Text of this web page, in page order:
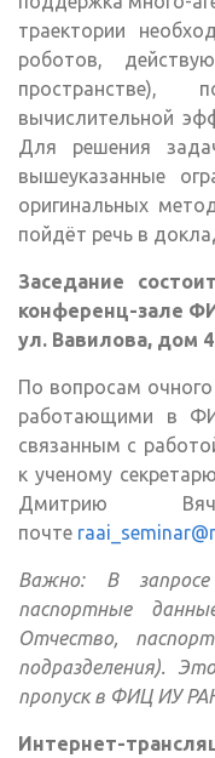
траектории
роботов,
пространстве),
вычислительной
Для решения
вышеуказанные
оригинальных
пойдёт речь в
Заседание
конференц-зале
ул. Вавилова, дом
По вопросам
работающими в
связанным с
к ученому
Дмитрию
почте
Важно: В
паспортные
Отчество,
подразделения).
пропуск в ФИЦ ИУ
Интернет-